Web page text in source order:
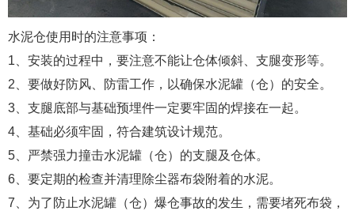
水泥仓使用时的注意事项：
1、安装的过程中，要注意不能让仓体倾斜、支腿变形等。
2、要做好防风、防雷工作，以确保水泥罐（仓）的安全。
3、支腿底部与基础预埋件一定要牢固的焊接在一起。
4、基础必须牢固，符合建筑设计规范。
5、严禁强力撞击水泥罐（仓）的支腿及仓体。
6、要定期的检查并清理除尘器布袋附着的水泥。
7、为了防止水泥罐（仓）爆仓事故的发生，需要堵死布袋，